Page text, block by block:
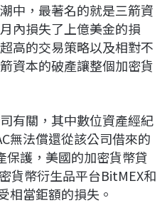
中，最著名的就是三箭資
內損失了上億美金的損
高的交易策略以及相對不
資本的破產讓整個加密貨
有關，其中數位資產經紀
無法償還從該公司借來的
保護，美國的加密貨幣貸
貨幣衍生品平台BitMEX和
相當鉅額的損失。